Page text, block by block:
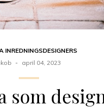
INREDNINGSDESIGNERS
april 04, 2023
som